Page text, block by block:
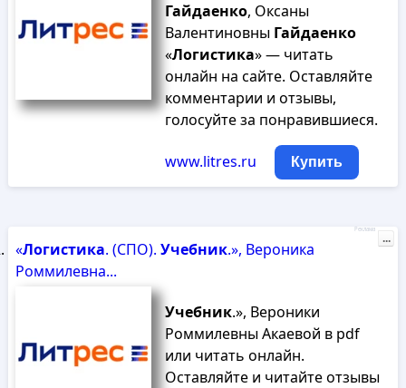
Гайдаенко, Оксаны
Валентиновны Гайдаенко
«Логистика» — читать
онлайн на сайте. Оставляйте
комментарии и отзывы,
голосуйте за понравившиеся.
www.litres.ru Купить
«Логистика. (СПО). Учебник.», Вероника
Роммилевна...
Учебник.», Вероники
Роммилевны Акаевой в pdf
или читать онлайн.
Оставляйте и читайте отзывы
Реклама
...